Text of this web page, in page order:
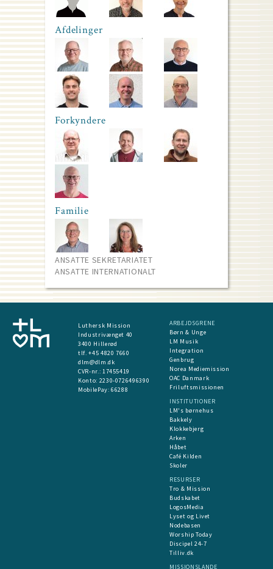
Afdelinger
Forkyndere
Familie
ANSATTE SEKRETARIATET
ANSATTE INTERNATIONALT
Luthersk Mission
Industrivænget 40
3400 Hillerød
tlf. +45 4820 7660
dlm@dlm.dk
CVR-nr.: 17455419
​Konto: 2230-0726496390
MobilePay:66288
ARBEJDSGRENE
Børn & Unge
LM Musik
Integration
Genbrug
Norea Mediemission
OAC Danmark
Friluftsmissionen
INSTITUTIONER
LM's børnehus
Bakkely
Klokkebjerg
Arken
Håbet
Café Kilden
Skoler
RESURSER
Tro & Mission
Budskabet
LogosMedia
Lyset og Livet
Nodebasen
Worship Today
Discipel 24-7
Tilliv.dk
MISSIONSLANDE